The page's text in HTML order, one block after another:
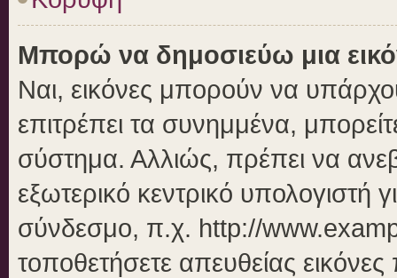
Μπορώ να δημοσιεύω μια
Ναι, εικόνες μπορούν να
επιτρέπει τα συνημμένα,
σύστημα. Αλλιώς, πρέπει να
εξωτερικό κεντρικό υπολογιστή
σύνδεσμο, π.χ. http://
τοποθετήσετε απευθείας